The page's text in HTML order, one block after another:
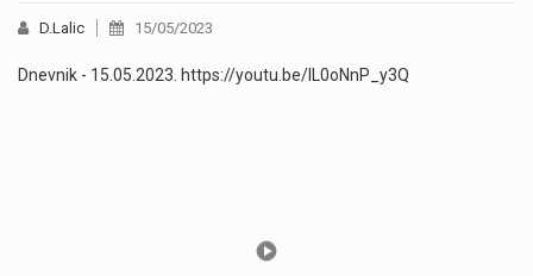
D.Lalic 15/05/2023
Dnevnik - 15.05.2023. https://youtu.be/lL0oNnP_y3Q